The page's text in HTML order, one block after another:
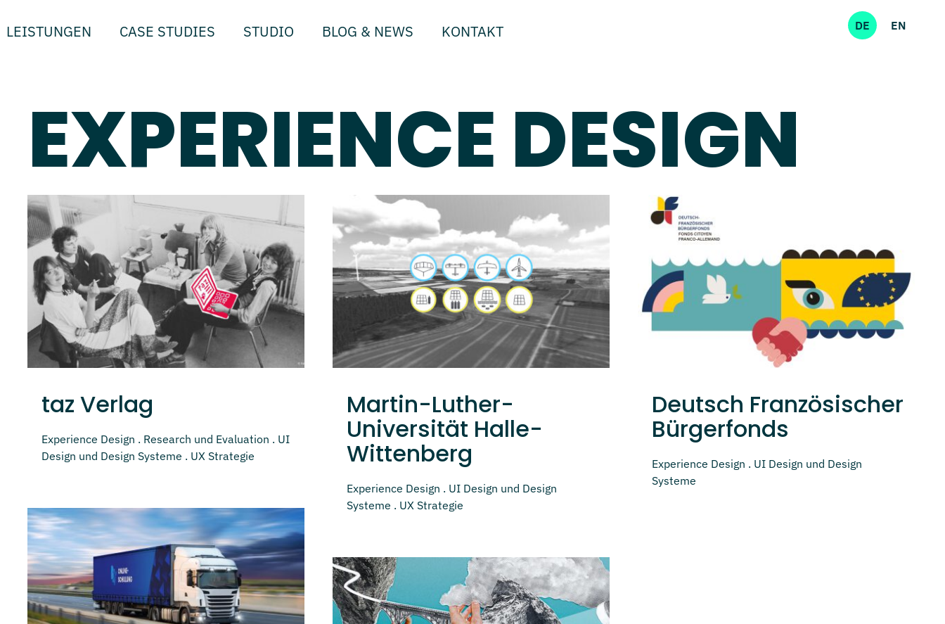
LEISTUNGEN CASE STUDIES STUDIO BLOG & NEWS KONTAKT DE EN
EXPERIENCE DESIGN
taz Verlag
Experience Design . Research und Evaluation . UI
Design und Design Systeme . UX Strategie
Martin-Luther-
Universität Halle-
Wittenberg
Experience Design . UI Design und Design
Systeme . UX Strategie
Deutsch Französischer
Bürgerfonds
Experience Design . UI Design und Design
Systeme